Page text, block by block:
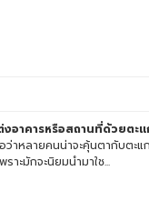
อาคารหรือสถานที่ด้วยตะแ
อว่าหลายคนน่าจะคุ้นตากับตะ
ราะมักจะนิยมนำมาใช...